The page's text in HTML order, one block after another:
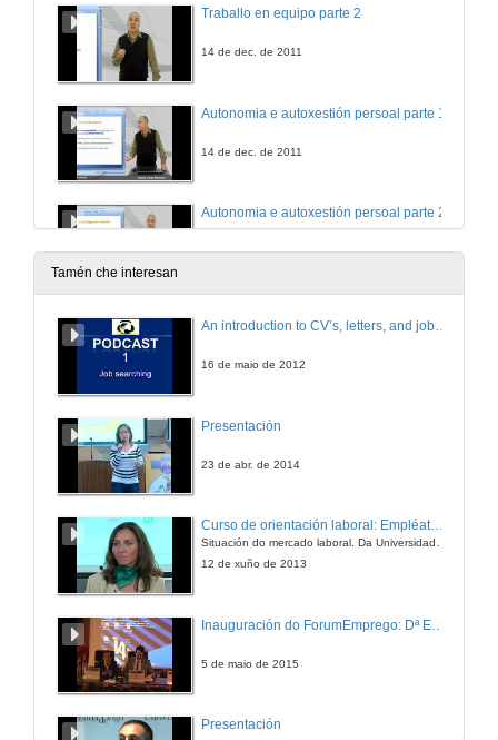
Traballo en equipo parte 2
14 de dec. de 2011
Autonomia e autoxestión persoal parte 1
14 de dec. de 2011
Autonomia e autoxestión persoal parte 2
14 de dec. de 2011
14 de dec. de 2011
Tamén che interesan
An introduction to CV’s, letters, and job searching
16 de maio de 2012
Presentación
23 de abr. de 2014
Curso de orientación laboral: Empléate. Módulo Conciénciate
12 de xuño de 2013
5 de maio de 2015
Presentación